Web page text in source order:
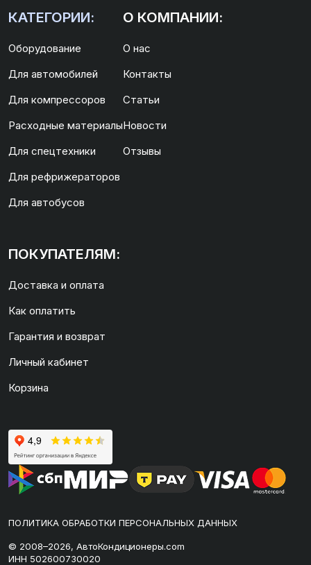
КАТЕГОРИИ:
Оборудование
Для автомобилей
Для компрессоров
Расходные материалы
Для спецтехники
Для рефрижераторов
Для автобусов
О КОМПАНИИ:
О нас
Контакты
Статьи
Новости
Отзывы
ПОКУПАТЕЛЯМ:
Доставка и оплата
Как оплатить
Гарантия и возврат
Личный кабинет
Корзина
ПОЛИТИКА ОБРАБОТКИ ПЕРСОНАЛЬНЫХ ДАННЫХ
© 2008–2026, АвтоКондиционеры.com
ИНН 502600730020